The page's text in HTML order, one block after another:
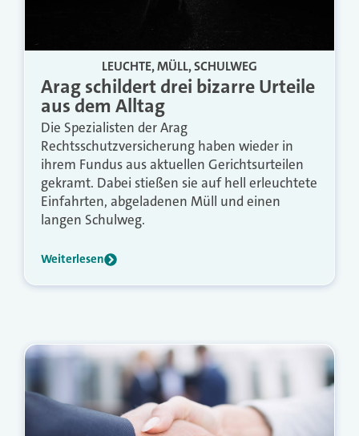
LEUCHTE, MÜLL, SCHULWEG
Arag schildert drei bizarre Urteile
aus dem Alltag
Die Spezialisten der Arag
Rechtsschutzversicherung haben wieder in
ihrem Fundus aus aktuellen Gerichtsurteilen
gekramt. Dabei stießen sie auf hell erleuchtete
Einfahrten, abgeladenen Müll und einen
langen Schulweg.
Weiterlesen